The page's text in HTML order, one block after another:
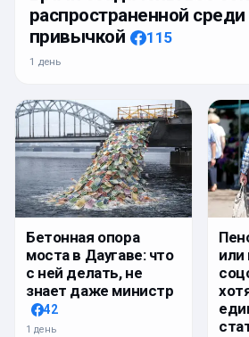
распространенной
привычкой
115
1 день
Бетонная опора
моста в Даугаве: что
с ней делать, не
знает даже министр
42
1 день
или